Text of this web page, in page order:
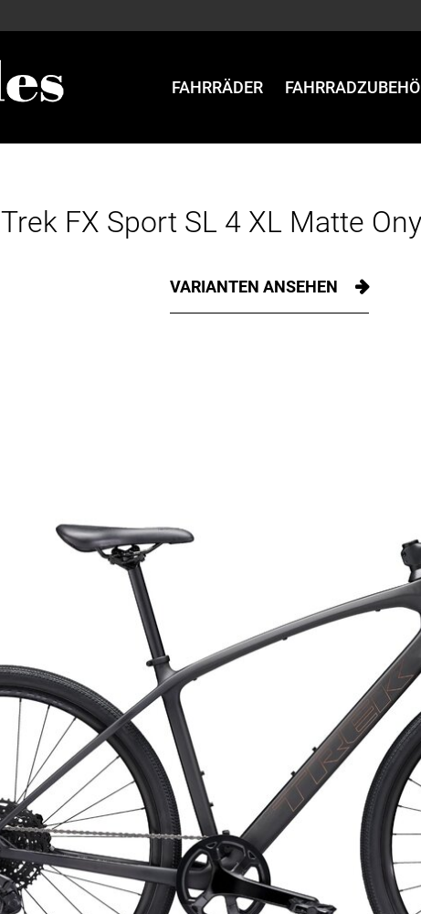
FAHRRÄDER
Trek FX Sport SL 4 XL Matte
VARIANTEN ANSEHEN